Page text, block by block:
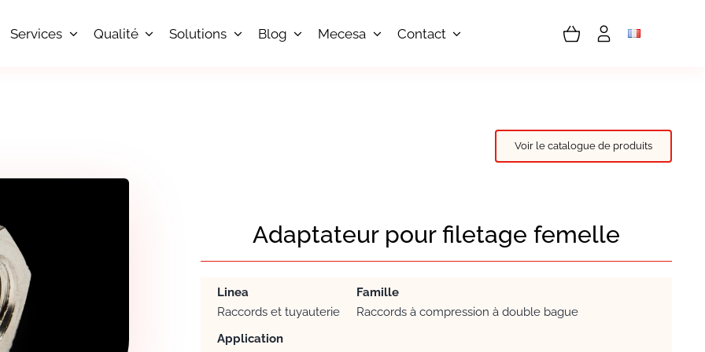
Services Qualité Solutions Blog Mecesa Contact
Voir le catalogue de produits
Adaptateur pour filetage femelle
Linea
Famille
Raccords et tuyauterie
Raccords à compression à double bague
Application